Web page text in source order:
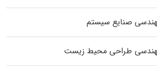
صنایع سیستم
طراحی محیط زیست